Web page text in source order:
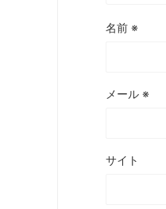
名前 ※
メール ※
サイト